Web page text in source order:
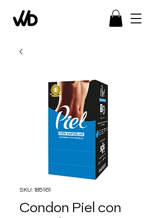
SKU: 185161
Condon Piel con